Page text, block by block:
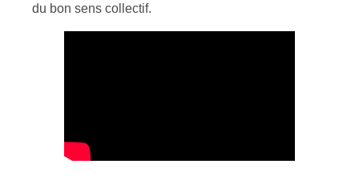
du bon sens collectif.